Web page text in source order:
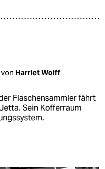
von Harriet Wolff
Flaschensammler fährt
Sein Kofferraum